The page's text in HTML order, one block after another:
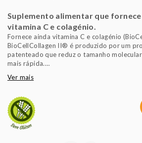
Suplemento alimentar que
vitamina C e colagénio.
Fornece ainda vitamina C e colagénio
BioCellCollagen II® é produzido por um
patenteado que reduz o tamanho
mais rápida.
A vitamina C contribui para a normal
1 comprimido tomado de acordo com o
contribui com a quantidade significativa do
diário de vitamina C para se obterem os
Ver mais